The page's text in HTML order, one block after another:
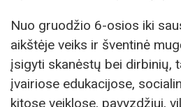
Nuo gruodžio 6-osios iki
aikštėje veiks ir šventinė
įsigyti skanėstų bei dirbinių,
įvairiose edukacijose,
kitose veiklose, pavyzdžiui,